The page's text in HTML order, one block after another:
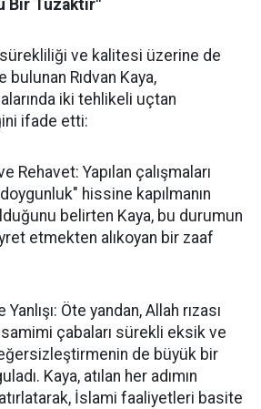
Bir Tuzaktır"
ve kalitesi üzerine de
Rıdvan Kaya,
iki tehlikeli uçtan
ifade etti:
Rehavet: Yapılan çalışmaları
hissine kapılmanın
belirten Kaya, bu durumun
etmekten alıkoyan bir zaaf
Öte yandan, Allah rızası
çabaları sürekli eksik ve
de büyük bir
Kaya, atılan her adımın
İslami faaliyetleri basite